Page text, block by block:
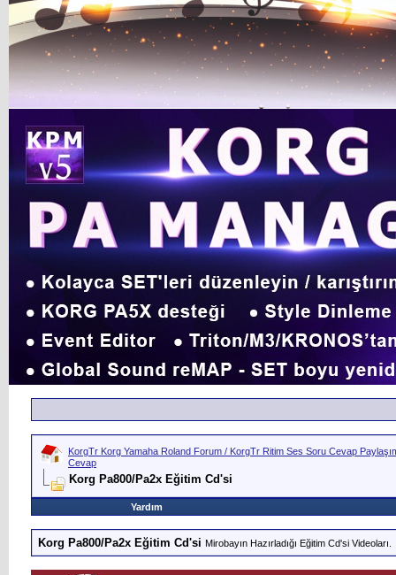
KorgTr Korg Yamaha Roland Forum / KorgTr Ritim Ses Soru Cevap
Cevap
Korg Pa800/Pa2x Eğitim Cd'si
Yardım
Korg Pa800/Pa2x Eğitim Cd'si Mirobayın Hazırladığı Eğitim Cd'si Videoları.